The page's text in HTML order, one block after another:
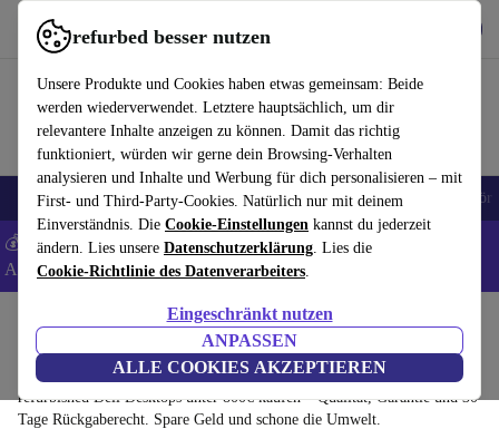
refurbed besser nutzen
Unsere Produkte und Cookies haben etwas gemeinsam: Beide
werden wiederverwendet. Letztere hauptsächlich, um dir
relevantere Inhalte anzeigen zu können. Damit das richtig
funktioniert, würden wir gerne dein Browsing-Verhalten
analysieren und Inhalte und Werbung für dich personalisieren – mit
First- und Third-Party-Cookies. Natürlich nur mit deinem
Einverständnis. Die Cookie-Einstellungen kannst du jederzeit
ändern. Lies unsere Datenschutzerklärung. Lies die
Cookie-Richtlinie des Datenverarbeiters.
Eingeschränkt nutzen
ANPASSEN
ALLE COOKIES AKZEPTIEREN
refurbed schnell und einfach nutzen
🎒 Back to school Handys Laptops Tablets Smartwatches Zubehör
💰 Extra -8% auf Samsung- und Google-Smartphones - Code:
ANDROID8 -AGB
Desktop PCs
Dell Desktops:
refurbished Dell Desktops unter 800€ kaufen – Qualität, Garantie und 30
Tage Rückgaberecht. Spare Geld und schone die Umwelt.